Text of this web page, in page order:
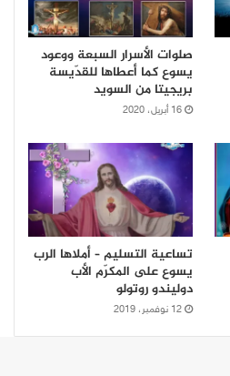
صلوات الأسرار السبعة ووعود
يسوع كما أعطاها للقدّيسة
بريجيتا من السويد
16 أبريل، 2020
تساعية التسليم – أملاها الرب
يسوع على المكرّم الأب
دوليندو روتولو
12 نوفمبر، 2019